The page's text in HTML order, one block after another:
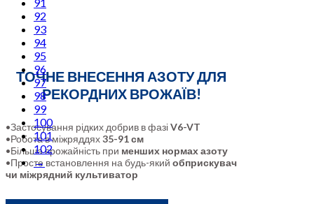
ТОЧНЕ ВНЕСЕННЯ АЗОТУ ДЛЯ
РЕКОРДНИХ ВРОЖАЇВ!
•Застосування рідких добрив в фазіV6-VT
•Робота в міжряддях35-91 см
•Більша врожайність при менших нормах азоту
•Просте встановлення на будь-який обприскувач
чи міжрядний культиватор
92
93
94
95
96
97
98
99
100
101
102
→